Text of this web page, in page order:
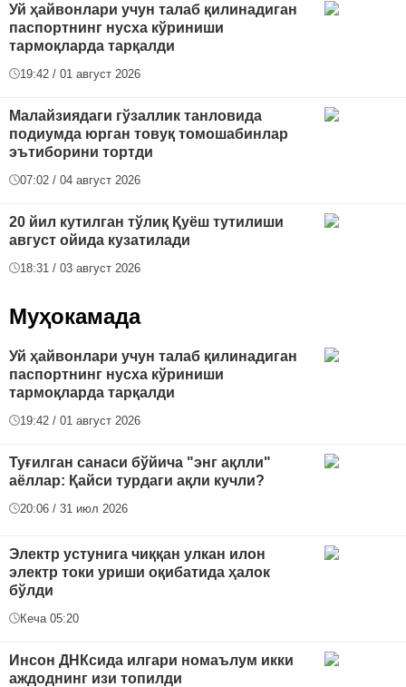
Уй ҳайвонлари учун талаб қилинадиган
паспортнинг нусха кўриниши
тармоқларда тарқалди
19:42 / 01 август 2026
Малайзиядаги гўзаллик танловида
подиумда юрган товуқ томошабинлар
эътиборини тортди
07:02 / 04 август 2026
20 йил кутилган тўлиқ Қуёш тутилиши
август ойида кузатилади
18:31 / 03 август 2026
Муҳокамада
Уй ҳайвонлари учун талаб қилинадиган
паспортнинг нусха кўриниши
тармоқларда тарқалди
19:42 / 01 август 2026
Туғилган санаси бўйича "энг ақлли"
аёллар: Қайси турдаги ақли кучли?
20:06 / 31 июл 2026
Электр устунига чиққан улкан илон
электр токи уриши оқибатида ҳалок
бўлди
Кеча 05:20
Инсон ДНКсида илгари номаълум икки
аждоднинг изи топилди